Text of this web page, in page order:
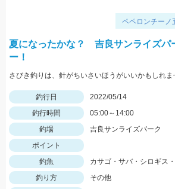
ペペロンチーノ
夏になったかな？ 吉良サンライズパ
ー！
釣行日
2022/05/14
釣行時間
05:00～14:00
釣場
吉良サンライズパーク
ポイント
釣魚
カサゴ・サバ・シロギス
釣り方
その他